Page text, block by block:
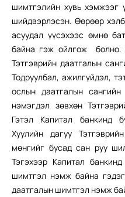
шимтгэлийн хувь хэмжээг
шийдвэрлэсэн. Өөрөөр
асуудал үүсэхээс өмнө
байна гэж ойлгож болно.
Тэтгэврийн даатгалын
Тодруулбал, ажилгүйдэл,
ослын даатгалын
нэмэгдэл зөвхөн
Гэтэл Капитал банкинд
Хуулийн дагуу
мөнгийг бусад сан руу
Тэгэхээр Капитал
шимтгэл нэмж байна
даатгалын шимтгэл нэмж